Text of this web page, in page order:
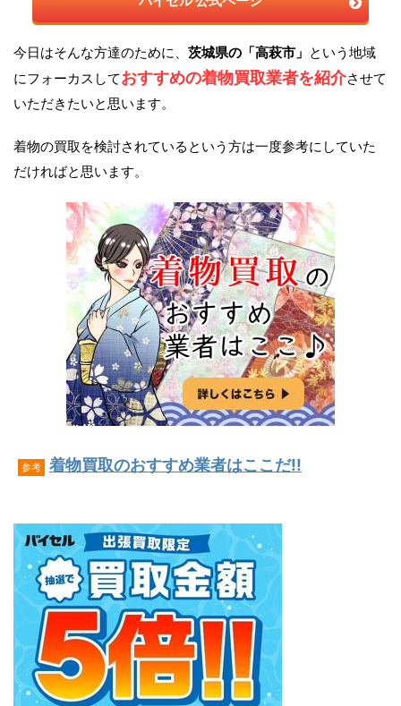
今日はそんな方達のために、 茨城県の「高萩市」 という地域
にフォーカスしておすすめの着物買取業者を紹介させて
いただきたいと思います。
着物の買取を検討されているという方は一度参考にしていた
だければと思います。
参考 着物買取のおすすめ業者はここだ!!